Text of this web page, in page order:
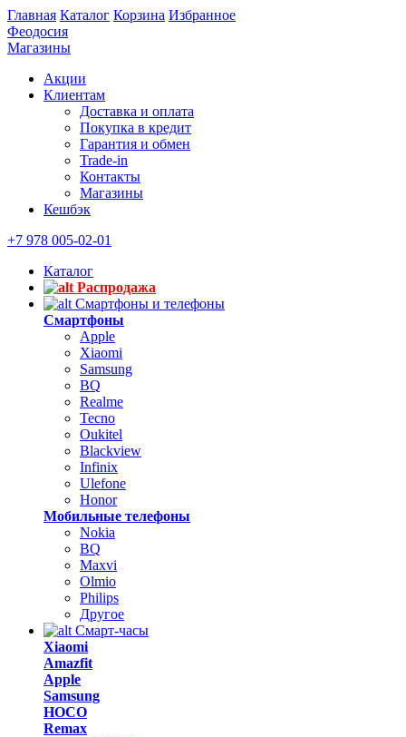
Главная Каталог Корзина Избранное
Феодосия
Магазины
Акции
Клиентам
Доставка и оплата
Покупка в кредит
Гарантия и обмен
Trade-in
Контакты
Магазины
Кешбэк
+7 978 005-02-01
Каталог
Распродажа
Смартфоны и телефоны
Смартфоны
Apple
Xiaomi
Samsung
BQ
Realme
Tecno
Oukitel
Blackview
Infinix
Ulefone
Honor
Мобильные телефоны
Nokia
BQ
Maxvi
Olmio
Philips
Другое
Смарт-часы
Xiaomi
Amazfit
Apple
Samsung
HOCO
Remax